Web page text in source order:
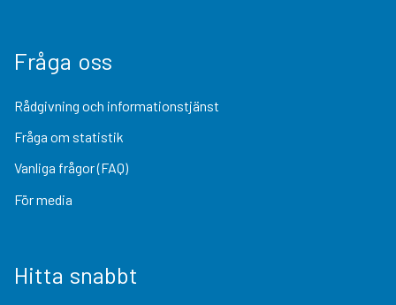
Fråga oss
Rådgivning och informationstjänst
Fråga om statistik
Vanliga frågor (FAQ)
För media
Hitta snabbt